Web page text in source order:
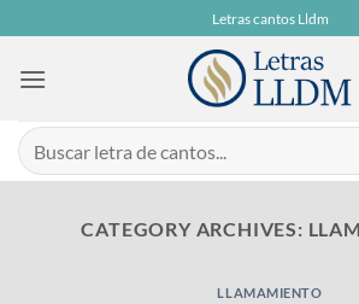
to
content
Letras cantos Lldm
CATEGORY ARCHIVES:
LLAMAMIENTO